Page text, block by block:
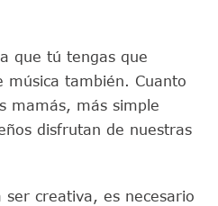
que tú tengas que
música también. Cuanto
mamás, más simple
disfrutan de nuestras
creativa, es necesario